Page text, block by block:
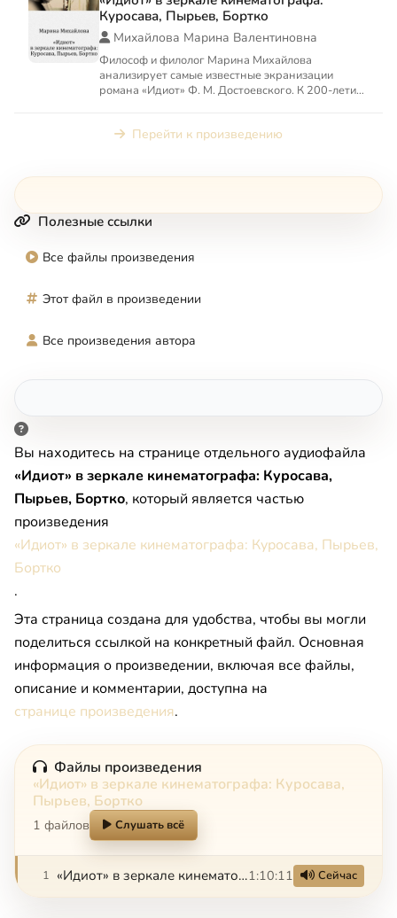
Куросава, Пырьев, Бортко
Михайлова Марина Валентиновна
Философ и филолог Марина Михайлова
анализирует самые известные экранизации
романа «Идиот» Ф. М. Достоевского. К 200-летию
Перейти к произведению
Полезные ссылки
Все файлы произведения
Этот файл в произведении
Все произведения автора
Вы находитесь на странице отдельного аудиофайла
«Идиот» в зеркале кинематографа: Куросава,
Пырьев, Бортко, который является частью
произведения
«Идиот» в зеркале кинематографа: Куросава, Пырьев,
Бортко
.
Эта страница создана для удобства, чтобы вы могли
поделиться ссылкой на конкретный файл. Основная
информация о произведении, включая все файлы,
описание и комментарии, доступна на
странице произведения.
Файлы произведения
«Идиот» в зеркале кинематографа: Куросава,
Пырьев, Бортко
1 файлов Слушать всё
1 «Идиот» в зеркале кинематографа: Куросава, Пырьев, Бортко1:10:11 Сейчас